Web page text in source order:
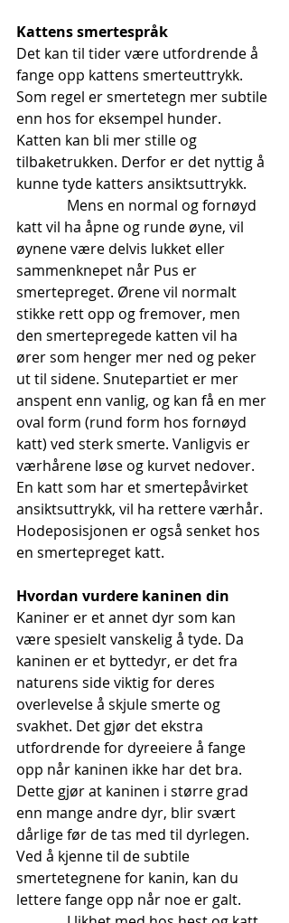
Kattens smertespråk
Det kan til tider være utfordrende å
fange opp kattens smerteuttrykk.
Som regel er smertetegn mer subtile
enn hos for eksempel hunder.
Katten kan bli mer stille og
tilbaketrukken. Derfor er det nyttig å
kunne tyde katters ansiktsuttrykk.
Mens en normal og fornøyd
katt vil ha åpne og runde øyne, vil
øynene være delvis lukket eller
sammenknepet når Pus er
smertepreget. Ørene vil normalt
stikke rett opp og fremover, men
den smertepregede katten vil ha
ører som henger mer ned og peker
ut til sidene. Snutepartiet er mer
anspent enn vanlig, og kan få en mer
oval form (rund form hos fornøyd
katt) ved sterk smerte. Vanligvis er
værhårene løse og kurvet nedover.
En katt som har et smertepåvirket
ansiktsuttrykk, vil ha rettere værhår.
Hodeposisjonen er også senket hos
en smertepreget katt.
Hvordan vurdere kaninen din
Kaniner er et annet dyr som kan
være spesielt vanskelig å tyde. Da
kaninen er et byttedyr, er det fra
naturens side viktig for deres
overlevelse å skjule smerte og
svakhet. Det gjør det ekstra
utfordrende for dyreeiere å fange
opp når kaninen ikke har det bra.
Dette gjør at kaninen i større grad
enn mange andre dyr, blir svært
dårlige før de tas med til dyrlegen.
Ved å kjenne til de subtile
smertetegnene for kanin, kan du
lettere fange opp når noe er galt.